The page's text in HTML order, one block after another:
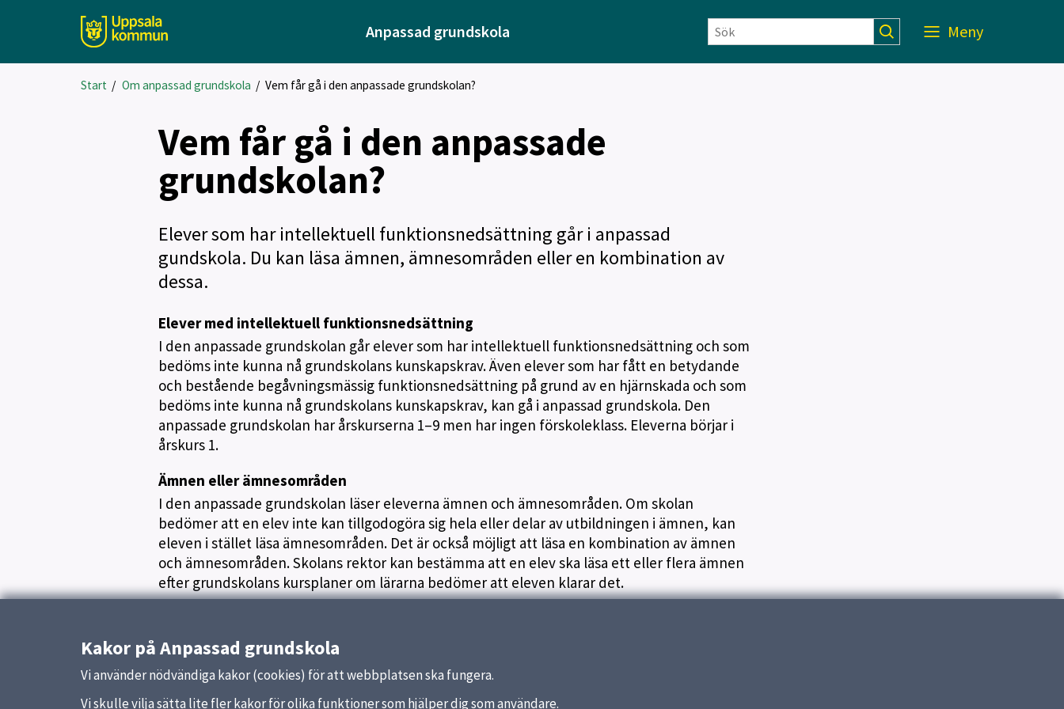
Anpassad grundskola Meny
Start / Om anpassad grundskola / Vem får gå i den anpassade grundskolan?
Vem får gå i den anpassade
grundskolan?
Elever som har intellektuell funktionsnedsättning går i anpassad
gundskola. Du kan läsa ämnen, ämnesområden eller en kombination av
dessa.
Elever med intellektuell funktionsnedsättning
I den anpassade grundskolan går elever som har intellektuell funktionsnedsättning och som
bedöms inte kunna nå grundskolans kunskapskrav. Även elever som har fått en betydande
och bestående begåvningsmässig funktionsnedsättning på grund av en hjärnskada och som
bedöms inte kunna nå grundskolans kunskapskrav, kan gå i anpassad grundskola. Den
anpassade grundskolan har årskurserna 1–9 men har ingen förskoleklass. Eleverna börjar i
årskurs 1.
Ämnen eller ämnesområden
I den anpassade grundskolan läser eleverna ämnen och ämnesområden. Om skolan
bedömer att en elev inte kan tillgodogöra sig hela eller delar av utbildningen i ämnen, kan
eleven i stället läsa ämnesområden. Det är också möjligt att läsa en kombination av ämnen
och ämnesområden. Skolans rektor kan bestämma att en elev ska läsa ett eller flera ämnen
efter grundskolans kursplaner om lärarna bedömer att eleven klarar det.
Kakor på Anpassad grundskola
Vi använder nödvändiga kakor (cookies) för att webbplatsen ska fungera.
Vi skulle vilja sätta lite fler kakor för olika funktioner som hjälper dig som användare.